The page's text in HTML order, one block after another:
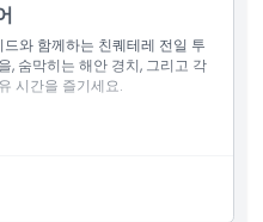
에서 음료가 포함된 점심
와 함께하는 친퀘테레 전일 투
, 숨막히는 해안 경치, 그리고 각
시간을 즐기세요.
교통편